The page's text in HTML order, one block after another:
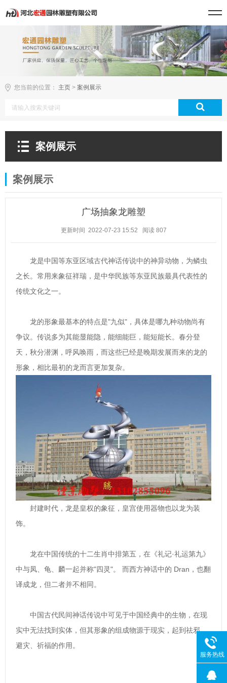
您当前的位置： 主页 > 案例展示
案例展示
案例展示
广场抽象龙雕塑
更新时间 2022-07-23 15:52 阅读 807
龙是中国等东亚区域古代神话传说中的神异动物，为鳞虫
之长。常用来象征祥瑞，是中华民族等东亚民族最具代表性的
传统文化之一。
龙的形象最基本的特点是"九似"，具体是哪九种动物尚有
争议。传说多为其能显能隐，能细能巨，能短能长。春分登
天，秋分潜渊，呼风唤雨，而这些已经是晚期发展而来的龙的
形象，相比最初的龙而言更加复杂。
封建时代，龙是皇权的象征，皇宫使用器物也以龙为装
饰。
龙在中国传统的十二生肖中排第五，在《礼记·礼运第九》
中与凤、龟、麟一起并称"四灵"。 而西方神话中的 Dran，也翻
译成龙，但二者并不相同。
中国古代民间神话传说中可见于中国经典中的生物，在现
实中无法找到实体，但其形象的组成物源于现实，起到祛邪、
避灾、祈福的作用。
服务热线